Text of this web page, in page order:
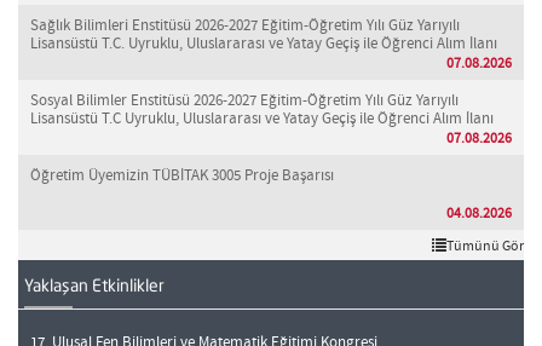
Sağlık Bilimleri Enstitüsü 2026-2027 Eğitim-Öğretim Yılı Güz Yarıyılı
Lisansüstü T.C. Uyruklu, Uluslararası ve Yatay Geçiş ile Öğrenci Alım İlanı
07.08.2026
Sosyal Bilimler Enstitüsü 2026-2027 Eğitim-Öğretim Yılı Güz Yarıyılı
Lisansüstü T.C Uyruklu, Uluslararası ve Yatay Geçiş ile Öğrenci Alım İlanı
07.08.2026
Öğretim Üyemizin TÜBİTAK 3005 Proje Başarısı
04.08.2026
Tümünü Gör
Yaklaşan Etkinlikler